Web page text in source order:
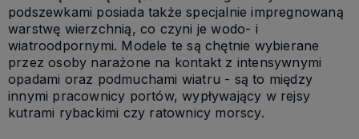
podszewkami posiada także specjalnie impregnowaną
warstwę wierzchnią, co czyni je wodo- i
wiatroodpornymi. Modele te są chętnie wybierane
przez osoby narażone na kontakt z intensywnymi
opadami oraz podmuchami wiatru - są to między
innymi pracownicy portów, wypływający w rejsy
kutrami rybackimi czy ratownicy morscy.